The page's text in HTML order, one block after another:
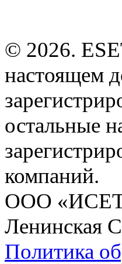
© 2026.
настоящем
остальные
компаний.
ООО «ИСЕТ
Ленинская
Политика